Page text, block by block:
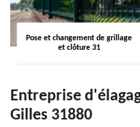
Pose et changement de grillage
et clôture 31
Entreprise
Gilles 31880